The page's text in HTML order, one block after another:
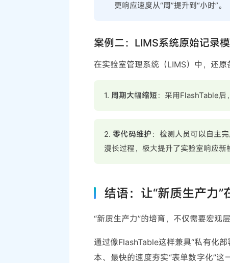
更响应速度从“周”提升到“小时”。
案例二：LIMS系统原始记录
在实验室管理系统（LIMS）中，还原
1. 周期大幅缩短：采用FlashTable后
2. 零代码维护 ：检测人员可以自主
漫长过程，极大提升了实验室响应新
结语：让“新质生产力
“新质生产力”的培育，不仅需要宏观
通过像FlashTable这样兼具“私有化
本、最快的速度夯实“表单数字化”